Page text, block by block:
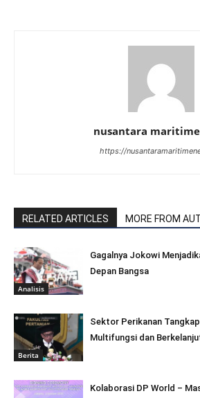
nusantara
https://
RELATED ARTICLES MORE FROM
Analisis
Gagalnya Jokowi
Depan Bangsa
Berita
Sektor Perikanan
Multifungsi dan
Kolaborasi DP World –